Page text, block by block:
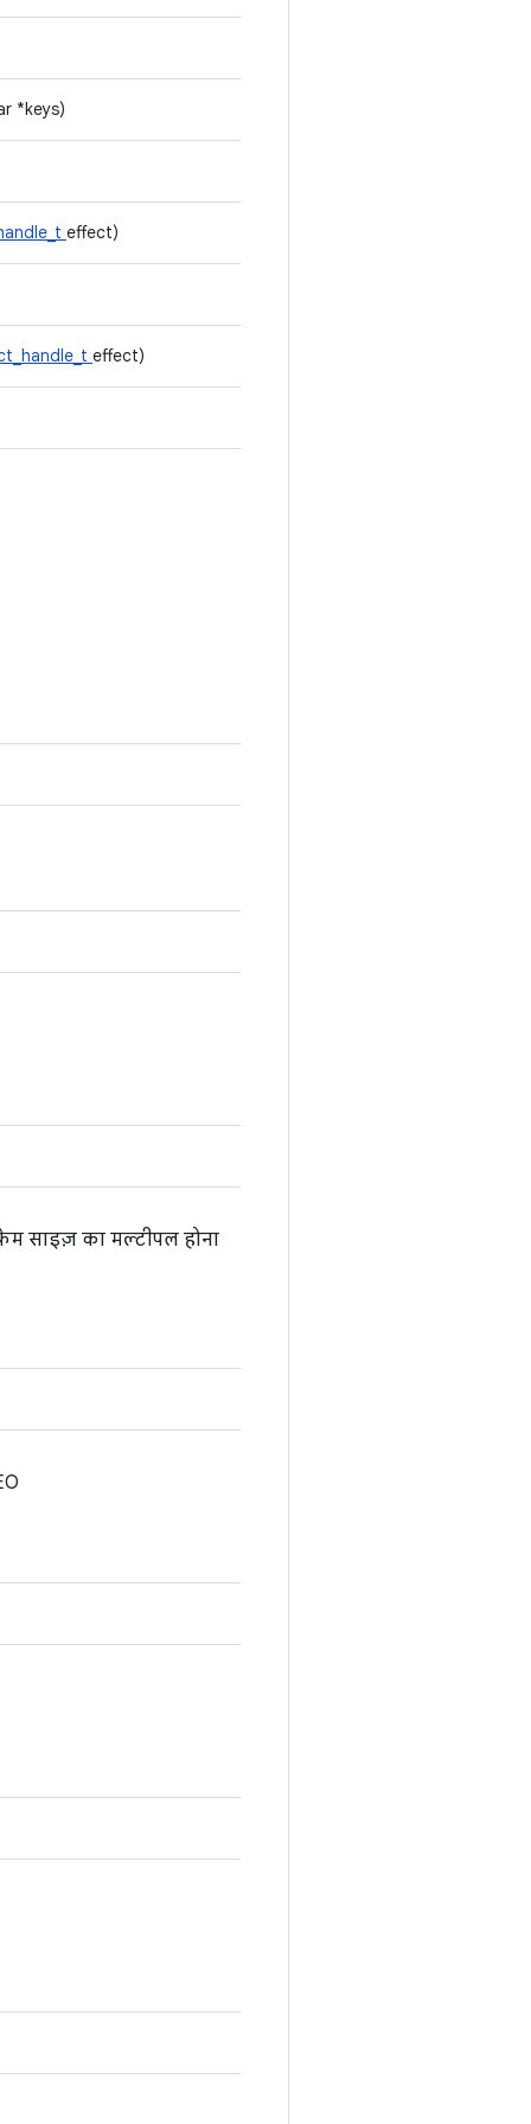
*keys)
effect)
effect)
साइज़ का मल्टीपल होना